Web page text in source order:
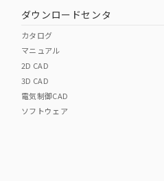
ダウンロードセンタ
カタログ
マニュアル
2D CAD
3D CAD
電気制御CAD
ソフトウェア